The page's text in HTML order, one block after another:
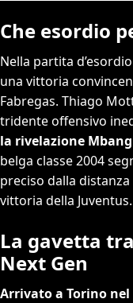
Che esordio
Nella partita
una vittoria
Fabregas. Thiago
tridente offensivo
la rivelazione
belga classe 2004
preciso dalla
vittoria della Juventus.
La gavetta
Next Gen
Arrivato a Torino nel